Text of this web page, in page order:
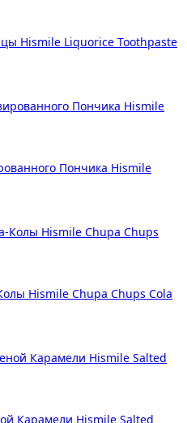
Hismile Liquorice Toothpaste
Пончика Hismile
Hismile Chupa Chups Cola
Карамели Hismile Salted